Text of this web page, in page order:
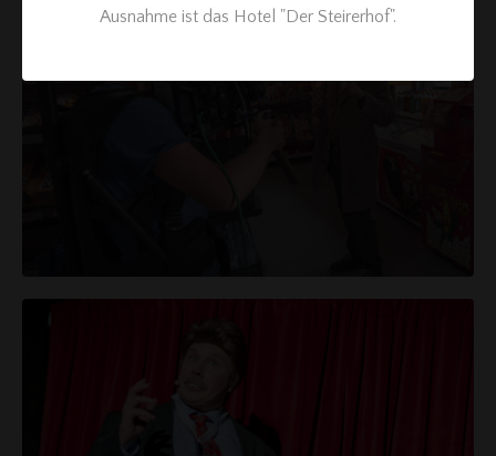
Ausnahme ist das Hotel "Der Steirerhof".